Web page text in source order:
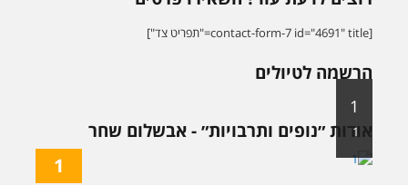
[contact-form-7 id="4691" title="תפריט צד"]
הרשמה לטיולים
אודות ״נופים ותרבויות״ - אבשלום שחר
1
1
1